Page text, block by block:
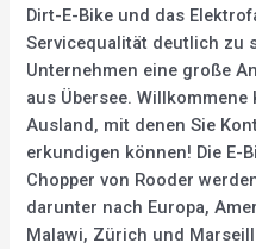
Dirt-E-Bike und das
Servicequalität deutlich zu
Unternehmen eine große
aus Übersee.
Ausland, mit denen Sie
erkundigen können! Die E-
Chopper von Rooder
darunter nach Europa,
Malawi, Zürich und